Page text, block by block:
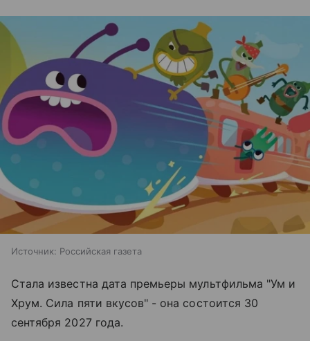
Источник: Российская газета
Стала известна дата премьеры мультфильма "Ум и
Хрум. Сила пяти вкусов" - она состоится 30
сентября 2027 года.